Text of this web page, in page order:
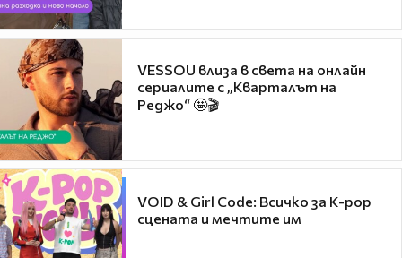
VESSOU влиза в света на онлайн
сериалите с „Кварталът на
Реджо“ 🤩🎬
VOID & Girl Code: Всичко за K-pop
сцената и мечтите им